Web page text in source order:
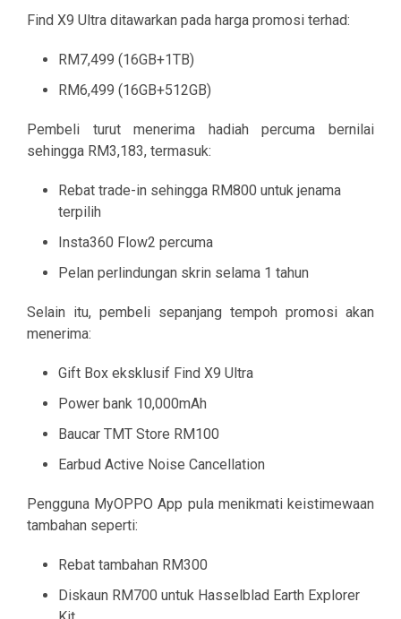
Find X9 Ultra ditawarkan pada harga promosi terhad:
RM7,499 (16GB+1TB)
RM6,499 (16GB+512GB)
Pembeli turut menerima hadiah percuma bernilai
sehingga RM3,183, termasuk:
Rebat trade-in sehingga RM800 untuk jenama
terpilih
Insta360 Flow2 percuma
Pelan perlindungan skrin selama 1 tahun
Selain itu, pembeli sepanjang tempoh promosi akan
menerima:
Gift Box eksklusif Find X9 Ultra
Power bank 10,000mAh
Baucar TMT Store RM100
Earbud Active Noise Cancellation
Pengguna MyOPPO App pula menikmati keistimewaan
tambahan seperti:
Rebat tambahan RM300
Diskaun RM700 untuk Hasselblad Earth Explorer